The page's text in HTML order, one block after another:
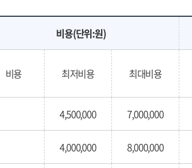
비용(단위:원)
비용 최저비용 최대비용
4,500,000 7,000,000
4,000,000 8,000,000